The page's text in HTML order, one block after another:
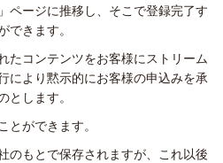
ページに推移し、そこで登録完了す
できます。
たコンテンツをお客様にストリーム
により黙示的にお客様の申込みを承
とします。
とができます。
のもとで保存されますが、これ以後